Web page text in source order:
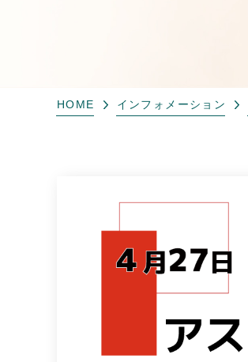
HOME インフォメーション